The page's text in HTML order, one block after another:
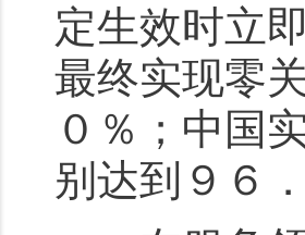
定生效时立
最终实现零
０％；中国
别达到９６